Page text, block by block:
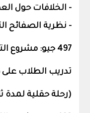
- الخلافات حول
- نظرية الصفائح
497 جيو: مشروع التخرج (1) 3(0+0+
تدريب الطلاب على
)رحلة حقلية لمدة